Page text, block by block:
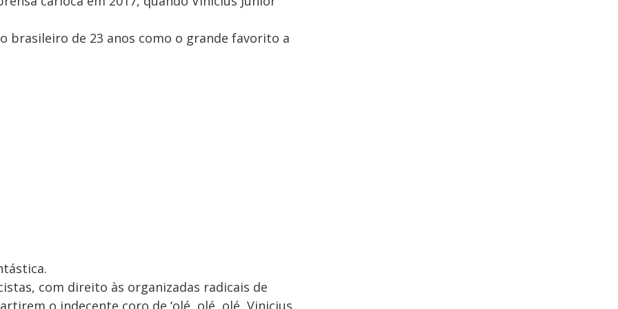
brasileiro de 23 anos como o grande favorito a
com direito às organizadas radicais de